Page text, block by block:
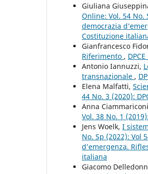
Giuliana
Online: Vol. 54 No.
democrazia
Costituzione
Gianfrancesco
Riferimento ,
Antonio Iannuzzi,
transnazionale ,
Elena Malfatti,
44 No. 3 (2020):
Anna
Vol. 38 No. 1
Jens Woelk, I
No. Sp (2022): Vol
d’emergenza.
italiana
Giacomo